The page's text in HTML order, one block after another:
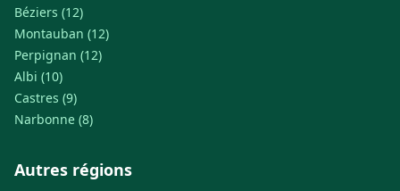
Béziers (12)
Montauban (12)
Perpignan (12)
Albi (10)
Castres (9)
Narbonne (8)
Autres régions